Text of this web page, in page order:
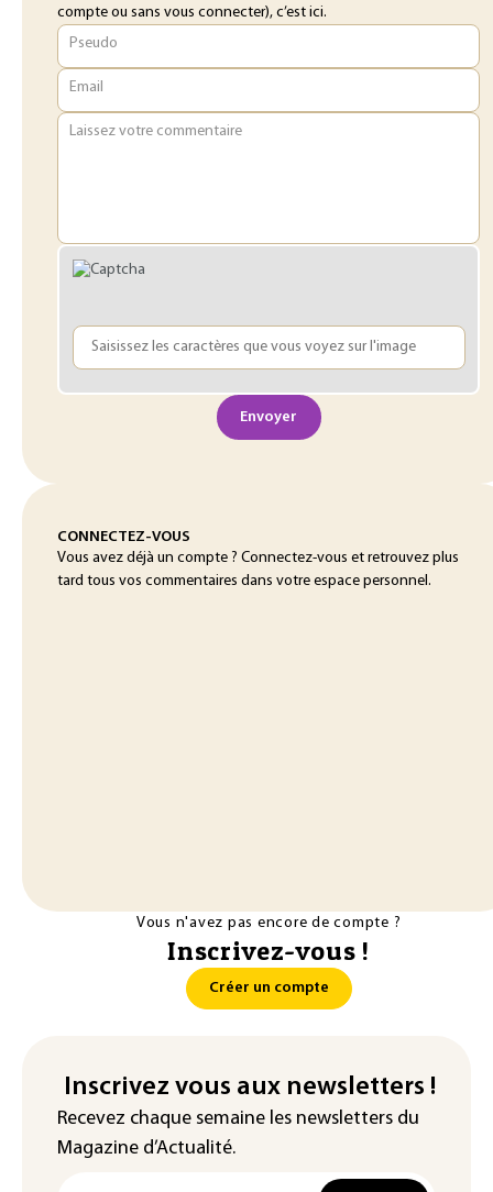
compte ou sans vous connecter), c’est ici.
Pseudo
Email
Laissez votre commentaire
Envoyer
CONNECTEZ-VOUS
Vous avez déjà un compte ? Connectez-vous et retrouvez plus
tard tous vos commentaires dans votre espace personnel.
Vous n'avez pas encore de compte ?
Inscrivez-vous !
Créer un compte
Inscrivez vous aux newsletters !
Recevez chaque semaine les newsletters du
Magazine d’Actualité.